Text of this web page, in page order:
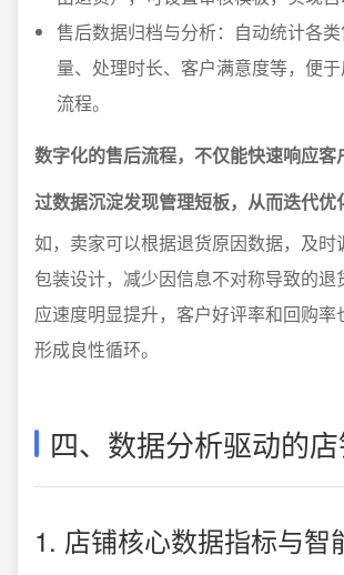
售后数据归档与分析：自动统计各
量、处理时长、客户满意度等，便
流程。
数字化的售后流程，不仅能快速响应客
过数据沉淀发现管理短板，从而迭代优
如，卖家可以根据退货原因数据，及时
包装设计，减少因信息不对称导致的退
应速度明显提升，客户好评率和回购率
形成良性循环。
四、数据分析驱动的
1. 店铺核心数据指标与智